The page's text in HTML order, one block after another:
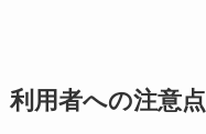
利用者への注意点